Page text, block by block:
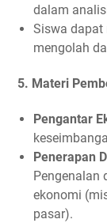
dalam
Siswa dapat
mengolah
5. Materi
Pengantar
Penerapan
Pengenalan
ekonomi
pasar).